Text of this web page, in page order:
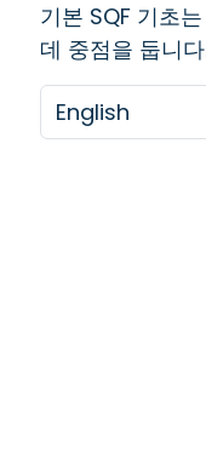
기본 SQF 기초
데 중점을 둡니